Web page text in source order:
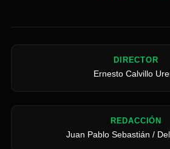
DIRECTOR
Ernesto Calvillo
REDACCIÓN
Juan Pablo Sebastián /